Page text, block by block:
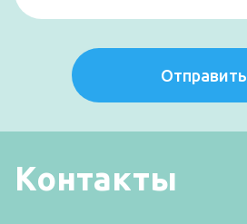
Отправить
Контакты